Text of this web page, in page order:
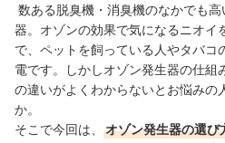
数ある脱臭機・消臭機のなかでも
器。オゾンの効果で気になるニオイ
で、ペットを飼っている人やタバコ
電です。しかしオゾン発生器の仕組
の違いがよくわからないとお悩みの
か。
そこで今回は、
オゾン発生器の選び